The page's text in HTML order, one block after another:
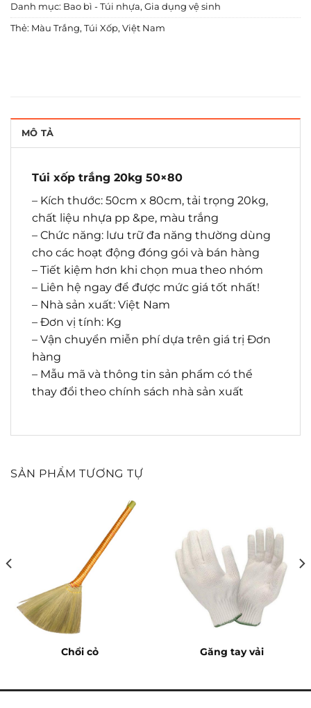
Danh mục: Bao bì - Túi nhựa, Gia dụng vệ sinh
Thẻ: Màu Trắng, Túi Xốp, Việt Nam
MÔ TẢ
Túi xốp trắng 20kg 50×80
– Kích thước: 50cm x 80cm, tải trọng 20kg,
chất liệu nhựa pp &pe, màu trắng
– Chức năng: lưu trữ đa năng thường dùng
cho các hoạt động đóng gói và bán hàng
– Tiết kiệm hơn khi chọn mua theo nhóm
– Liên hệ ngay để được mức giá tốt nhất!
– Nhà sản xuất: Việt Nam
– Đơn vị tính: Kg
– Vận chuyển miễn phí dựa trên giá trị Đơn
hàng
– Mẫu mã và thông tin sản phẩm có thể
thay đổi theo chính sách nhà sản xuất
SẢN PHẨM TƯƠNG TỰ
Chổi cỏ Găng tay vải